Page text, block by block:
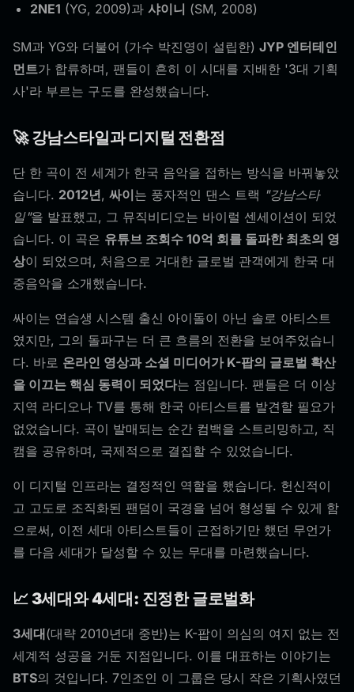
2NE1 (YG, 2009)과 샤이니 (SM, 2008)
SM과 YG와 더불어 (가수 박진영이 설립한) JYP 엔터테인
먼트가 합류하며, 팬들이 흔히 이 시대를 지배한 '3대 기획
사'라 부르는 구도를 완성했습니다.
🚀 강남스타일과 디지털 전환점
단 한 곡이 전 세계가 한국 음악을 접하는 방식을 바꿔놓았
습니다. 2012년, 싸이는 풍자적인 댄스 트랙 "강남스타
일"을 발표했고, 그 뮤직비디오는 바이럴 센세이션이 되었
습니다. 이 곡은 유튜브 조회수 10억 회를 돌파한 최초의 영
상이 되었으며, 처음으로 거대한 글로벌 관객에게 한국 대
중음악을 소개했습니다.
싸이는 연습생 시스템 출신 아이돌이 아닌 솔로 아티스트
였지만, 그의 돌파구는 더 큰 흐름의 전환을 보여주었습니
다. 바로 온라인 영상과 소셜 미디어가 K-팝의 글로벌 확산
을 이끄는 핵심 동력이 되었다는 점입니다. 팬들은 더 이상
지역 라디오나 TV를 통해 한국 아티스트를 발견할 필요가
없었습니다. 곡이 발매되는 순간 컴백을 스트리밍하고, 직
캠을 공유하며, 국제적으로 결집할 수 있었습니다.
이 디지털 인프라는 결정적인 역할을 했습니다. 헌신적이
고 고도로 조직화된 팬덤이 국경을 넘어 형성될 수 있게 함
으로써, 이전 세대 아티스트들이 근접하기만 했던 무언가
를 다음 세대가 달성할 수 있는 무대를 마련했습니다.
📈 3세대와 4세대: 진정한 글로벌화
3세대(대략 2010년대 중반)는 K-팝이 의심의 여지 없는 전
세계적 성공을 거둔 지점입니다. 이를 대표하는 이야기는
BTS의 것입니다. 7인조인 이 그룹은 당시 작은 기획사였던